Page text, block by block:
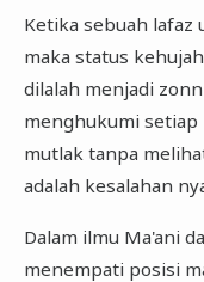
Ketika sebuah
maka status
dilalah menjadi
menghukumi setiap
mutlak tanpa
adalah kesalahan
Dalam ilmu Ma'ani
menempati posisi